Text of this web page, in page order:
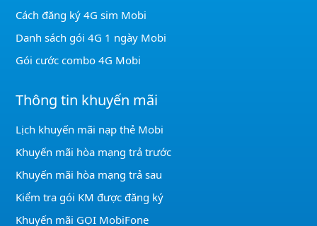
Cách đăng ký 4G sim Mobi
Danh sách gói 4G 1 ngày Mobi
Gói cước combo 4G Mobi
Thông tin khuyến mãi
Lịch khuyến mãi nạp thẻ Mobi
Khuyến mãi hòa mạng trả trước
Khuyến mãi hòa mạng trả sau
Kiểm tra gói KM được đăng ký
Khuyến mãi GỌI MobiFone